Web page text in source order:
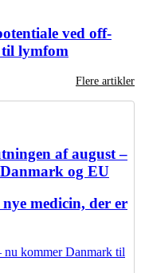
ved off-
til lymfom
Flere artikler
af august –
og EU
medicin, der er